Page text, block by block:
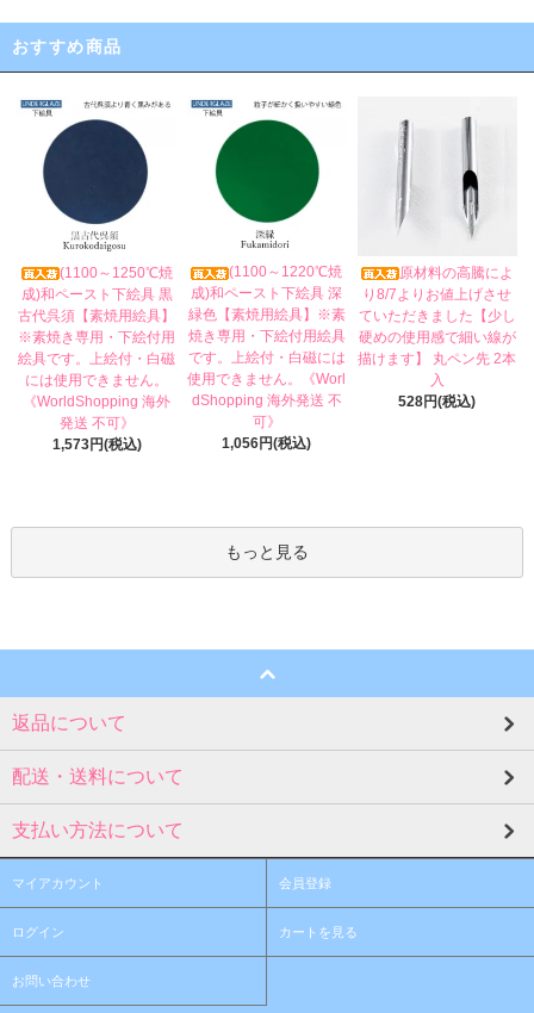
おすすめ商品
(1100～1250℃焼
成)和ペースト下絵具 黒
古代呉須【素焼用絵具】
※素焼き専用・下絵付用
絵具です。上絵付・白磁
には使用できません。
《WorldShopping 海外
発送 不可》
1,573円(税込)
(1100～1220℃焼
成)和ペースト下絵具 深
緑色【素焼用絵具】※素
焼き専用・下絵付用絵具
です。上絵付・白磁には
使用できません。《Worl
dShopping 海外発送 不
可》
1,056円(税込)
原材料の高騰によ
り8/7よりお値上げさせ
ていただきました【少し
硬めの使用感で細い線が
描けます】 丸ペン先 2本
入
528円(税込)
もっと見る
返品について
配送・送料について
支払い方法について
マイアカウント 会員登録
ログイン カートを見る
お問い合わせ